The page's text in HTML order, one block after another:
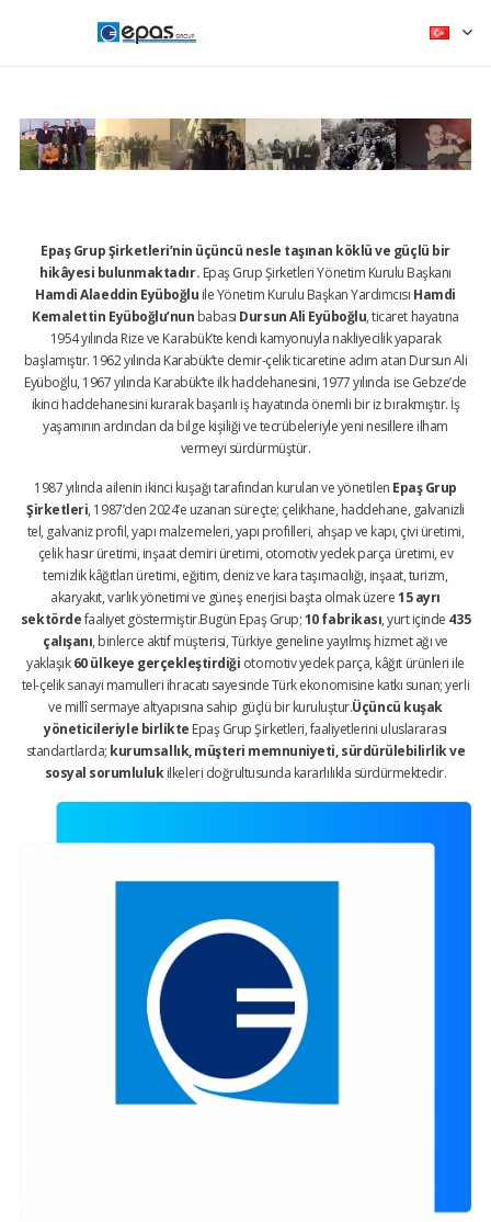
Epaş Grup Şirketleri’nin üçüncü nesle taşınan köklü ve güçlü bir
hikâyesi bulunmaktadır. Epaş Grup Şirketleri Yönetim Kurulu Başkanı
Hamdi Alaeddin Eyüboğlu ile Yönetim Kurulu Başkan Yardımcısı Hamdi
Kemalettin Eyüboğlu’nun babası Dursun Ali Eyüboğlu, ticaret hayatına
1954 yılında Rize ve Karabük’te kendi kamyonuyla nakliyecilik yaparak
başlamıştır. 1962 yılında Karabük’te demir-çelik ticaretine adım atan Dursun Ali
Eyüboğlu, 1967 yılında Karabük’te ilk haddehanesini, 1977 yılında ise Gebze’de
ikinci haddehanesini kurarak başarılı iş hayatında önemli bir iz bırakmıştır. İş
yaşamının ardından da bilge kişiliği ve tecrübeleriyle yeni nesillere ilham
vermeyi sürdürmüştür.
1987 yılında ailenin ikinci kuşağı tarafından kurulan ve yönetilen Epaş Grup
Şirketleri, 1987’den 2024’e uzanan süreçte; çelikhane, haddehane, galvanizli
tel, galvaniz profil, yapı malzemeleri, yapı profilleri, ahşap ve kapı, çivi üretimi,
çelik hasır üretimi, inşaat demiri üretimi, otomotiv yedek parça üretimi, ev
temizlik kâğıtları üretimi, eğitim, deniz ve kara taşımacılığı, inşaat, turizm,
akaryakıt, varlık yönetimi ve güneş enerjisi başta olmak üzere15 ayrı
sektördefaaliyet göstermiştir.Bugün Epaş Grup;10 fabrikası, yurt içinde 435
çalışanı, binlerce aktif müşterisi, Türkiye geneline yayılmış hizmet ağı ve
yaklaşık60 ülkeye gerçekleştirdiği otomotiv yedek parça, kâğıt ürünleri ile
tel-çelik sanayi mamulleri ihracatı sayesinde Türk ekonomisine katkı sunan; yerli
ve millî sermaye altyapısına sahip güçlü bir kuruluştur.Üçüncü kuşak
yöneticileriyle birlikte Epaş Grup Şirketleri, faaliyetlerini uluslararası
standartlarda; kurumsallık, müşteri memnuniyeti, sürdürülebilirlik ve
sosyal sorumlulukilkeleri doğrultusunda kararlılıkla sürdürmektedir.